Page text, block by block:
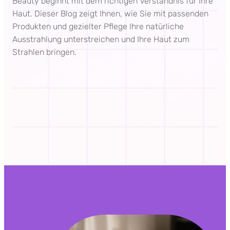
Haut. Dieser Blog zeigt Ihnen, wie Sie mit passenden
Produkten und gezielter Pflege Ihre natürliche
Ausstrahlung unterstreichen und Ihre Haut zum
Strahlen bringen.